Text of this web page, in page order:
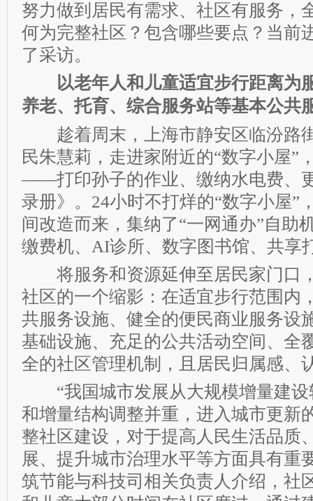
努力做到居民有需求、社区有服务，
何为完整社区？包含哪些要点？当前
了采访。
以老年人和儿童适宜步行距离为
养老、托育、综合服务站等基本公共
趁着周末，上海市静安区临汾路
民朱慧莉，走进家附近的“数字小屋”
——打印孙子的作业、缴纳水电费、
录册》。24小时不打烊的“数字小屋”
间改造而来，集纳了“一网通办”自助
缴费机、AI诊所、数字图书馆、共享
将服务和资源延伸至居民家门口
社区的一个缩影：在适宜步行范围内
共服务设施、健全的便民商业服务设
基础设施、充足的公共活动空间、全
全的社区管理机制，且居民归属感、
“我国城市发展从大规模增量建设
和增量结构调整并重，进入城市更新
整社区建设，对于提高人民生活品质
展、提升城市治理水平等方面具有重
筑节能与科技司相关负责人介绍，社